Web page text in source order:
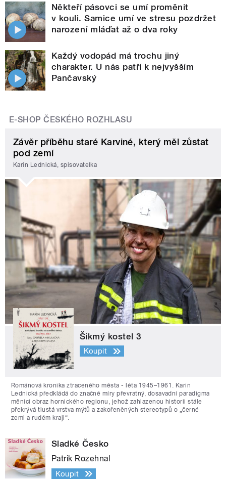
Někteří pásovci se umí proměnit
v kouli. Samice umí ve stresu pozdržet
narození mláďat až o dva roky
Každý vodopád má trochu jiný
charakter. U nás patří k nejvyšším
Pančavský
E-SHOP ČESKÉHO ROZHLASU
Závěr příběhu staré Karviné, který měl zůstat
pod zemí
Karin Lednická, spisovatelka
Šikmý kostel 3
Koupit
Románová kronika ztraceného města - léta 1945–1961. Karin
Lednická předkládá do značné míry převratný, dosavadní paradigma
měnící obraz hornického regionu, jehož zahlazenou historii stále
překrývá tlustá vrstva mýtů a zakořeněných stereotypů o „černé
zemi a rudém kraji“.
Sladké Česko
Patrik Rozehnal
Koupit